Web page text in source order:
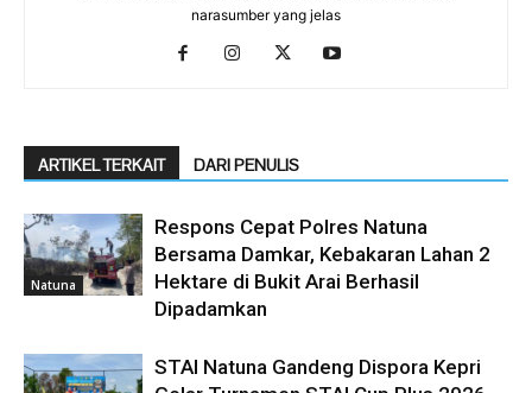
narasumber yang jelas
ARTIKEL TERKAIT DARI PENULIS
Natuna
Respons Cepat Polres Natuna
Bersama Damkar, Kebakaran Lahan 2
Hektare di Bukit Arai Berhasil
Dipadamkan
STAI Natuna Gandeng Dispora Kepri